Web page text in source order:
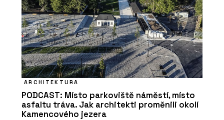
ARCHITEKTURA
PODCAST: Místo parkoviště náměstí, místo
asfaltu tráva. Jak architekti proměnili okolí
Kamencového jezera